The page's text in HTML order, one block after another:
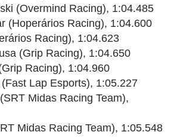
(Overmind Racing), 1:04.485
(Hoperários Racing), 1:04.600
Racing), 1:04.623
(Grip Racing), 1:04.650
Racing), 1:04.960
Lap Esports), 1:05.227
Midas Racing Team),
Midas Racing Team), 1:05.548